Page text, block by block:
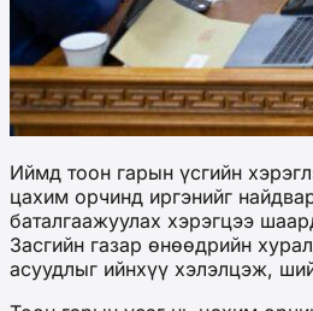
Иймд тоон гарын үсгийн
цахим орчинд иргэнийг
баталгаажуулах хэрэгцээ
Засгийн газар өнөөдрийн
асуудлыг ийнхүү хэлэлцэж,